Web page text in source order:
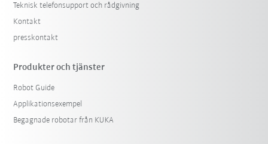
Teknisk telefonsupport och rådgivning
Kontakt
presskontakt
Produkter och tjänster
Robot Guide
Applikationsexempel
Begagnade robotar från KUKA